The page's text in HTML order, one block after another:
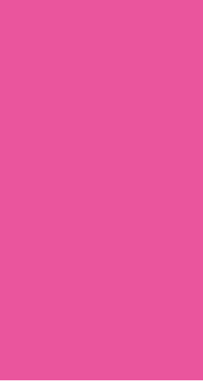
kualitasnya sangat memuaskan, dan